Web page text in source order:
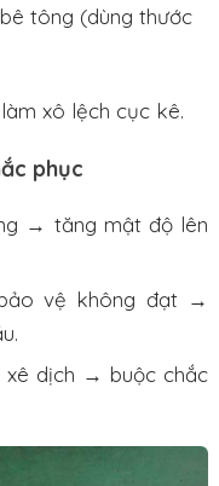
tông (dùng thước
xô lệch cục kê.
phục
→ tăng mật độ lên
vệ không đạt →
dịch → buộc chắc